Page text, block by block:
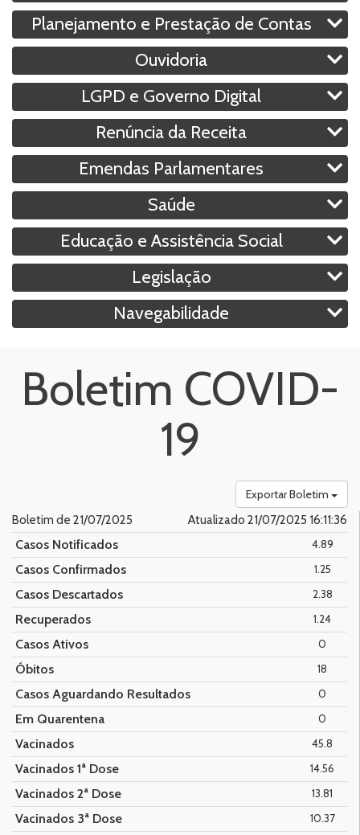
Planejamento e Prestação de Contas
Ouvidoria
LGPD e Governo Digital
Renúncia da Receita
Emendas Parlamentares
Saúde
Educação e Assistência Social
Legislação
Navegabilidade
Boletim COVID-
19
Exportar Boletim
Boletim de 21/07/2025
Atualizado 21/07/2025 16:11:36
Casos Notificados 4.89
Casos Confirmados 1.25
Casos Descartados 2.38
Recuperados 1.24
Casos Ativos 0
Óbitos 18
Casos Aguardando Resultados 0
Em Quarentena 0
Vacinados 45.8
Vacinados 1ª Dose 14.56
Vacinados 2ª Dose 13.81
Vacinados 3ª Dose 10.37